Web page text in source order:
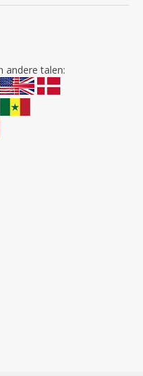
andere talen: